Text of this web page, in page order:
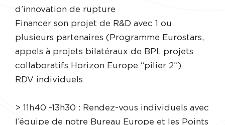
d’innovation de rupture
Financer son projet de R&D avec 1 ou
plusieurs partenaires (Programme Eurostars,
appels à projets bilatéraux de BPI, projets
collaboratifs Horizon Europe “pilier 2”)
RDV individuels
> 11h40 -13h30 : Rendez-vous individuels avec
l’équipe de notre Bureau Europe et les Points